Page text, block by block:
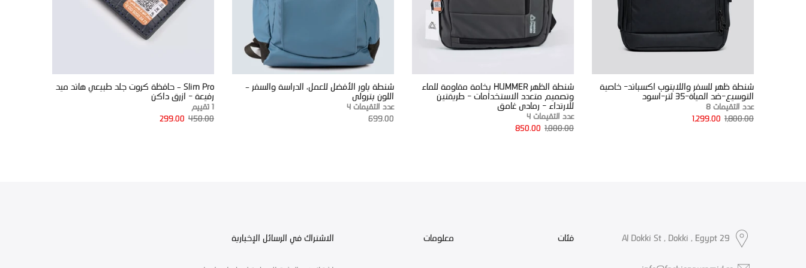
شنطة ظهر للسفر واللابتوب اكسباند- خاصية
التوسيع-ضد المياة-35 لتر-اسود
عدد التقيمات 8
1,800.00
1,299.00
شنطة الظهر HUMMER بخامة مقاومة للماء
وتصميم متعدد الاستخدامات - طريقتين
للارتداء - رمادى غامق
عدد التقيمات 4
1,000.00
850.00
شنطة باور الأفضل للعمل، الدراسة والسفر –
اللون بترولى
عدد التقيمات 4
699.00
Slim Pro – حافظة كروت جلد طبيعي هاند ميد
رفيعة - ازرق داكن
1 تقييم
450.00
299.00
29 Al Dokki St , Dokki , Egypt
فئات معلومات الاشتراك في الرسائل الإخبارية